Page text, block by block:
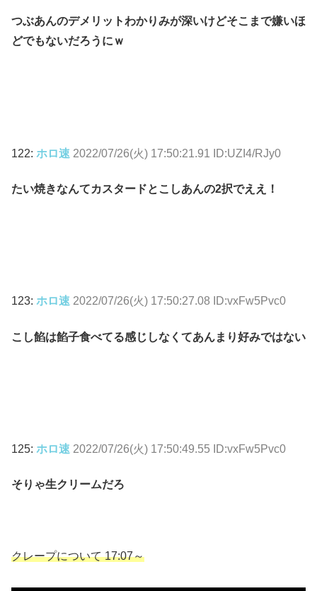
つぶあんのデメリットわかりみが深いけどそこまで嫌いほ
どでもないだろうにｗ
122: ホロ速 2022/07/26(火) 17:50:21.91 ID:UZI4/RJy0
たい焼きなんてカスタードとこしあんの2択でええ！
123: ホロ速 2022/07/26(火) 17:50:27.08 ID:vxFw5Pvc0
こし餡は餡子食べてる感じしなくてあんまり好みではない
125: ホロ速 2022/07/26(火) 17:50:49.55 ID:vxFw5Pvc0
そりゃ生クリームだろ
クレープについて 17:07～